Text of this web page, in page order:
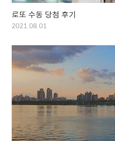
로또 수동 당첨 후기
2021.08.01